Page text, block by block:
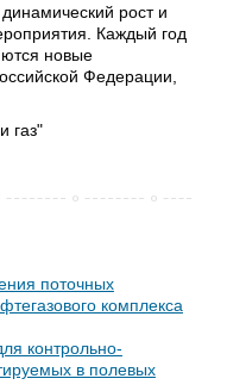
рост и
Каждый год
новые
Федерации,
газ"
поточных
комплекса
контрольно-
в полевых